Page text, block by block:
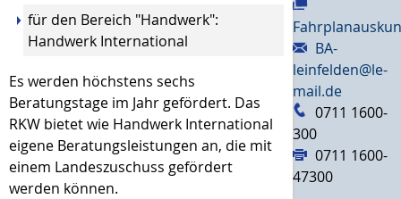
für den Bereich "Handwerk":
Handwerk International
Es werden höchstens sechs
Beratungstage im Jahr gefördert. Das
RKW bietet wie Handwerk International
eigene Beratungsleistungen an, die mit
einem Landeszuschuss gefördert
werden können.
BA-
leinfelden@le-
mail.de
0711 1600-
300
0711 1600-
47300